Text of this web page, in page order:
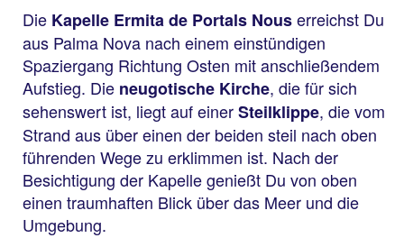
Die Kapelle Ermita de Portals Nouserreichst Du
aus Palma Nova nach einem einstündigen
Spaziergang Richtung Osten mit anschließendem
Aufstieg. Die neugotische Kirche, die für sich
sehenswert ist, liegt auf einerSteilklippe, die vom
Strand aus über einen der beiden steil nach oben
führenden Wege zu erklimmen ist. Nach der
Besichtigung der Kapelle genießt Du von oben
einen traumhaften Blick über das Meer und die
Umgebung.